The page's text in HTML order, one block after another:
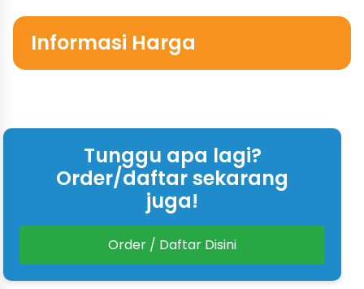
Informasi Harga
Tunggu apa lagi?
Order/daftar sekarang
juga!
Order / Daftar Disini